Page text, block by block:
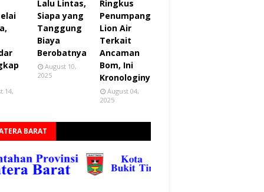
14,
Lalu Lintas,
Siapa yang
Tanggung
Biaya
Berobatnya
August 10,
2025
Ringkus
Penumpang
Lion Air
Terkait
Ancaman
Bom, Ini
Kronologinya
August 04,
2025
BARAT